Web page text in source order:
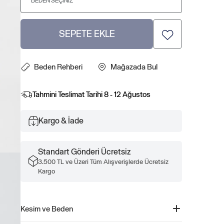
SEPETE EKLE
Beden Rehberi Mağazada Bul
Tahmini Teslimat Tarihi8 - 12 Ağustos
Kargo & İade
Standart Gönderi Ücretsiz
3.500 TL ve Üzeri Tüm Alışverişlerde Ücretsiz
Kargo
Kesim ve Beden